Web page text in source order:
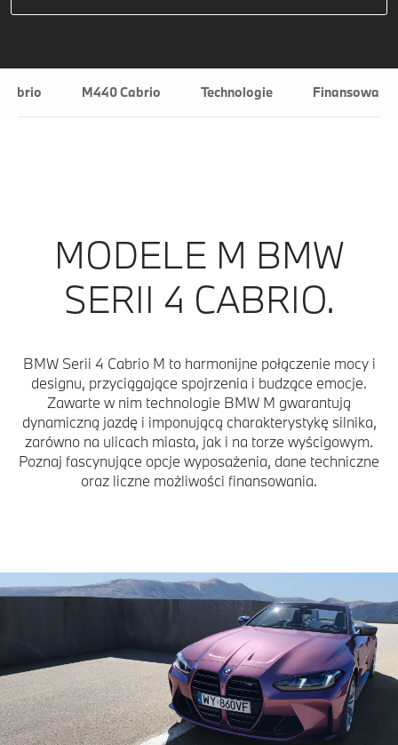
M440 Cabrio Technologie
MODELE M BMW
SERII 4 CABRIO.
BMW Serii 4 Cabrio M to harmonijne połączenie mocy i
designu, przyciągające spojrzenia i budzące emocje.
Zawarte w nim technologie BMW M gwarantują
dynamiczną jazdę i imponującą charakterystykę silnika,
zarówno na ulicach miasta, jak i na torze wyścigowym.
Poznaj fascynujące opcje wyposażenia, dane techniczne
oraz liczne możliwości finansowania.